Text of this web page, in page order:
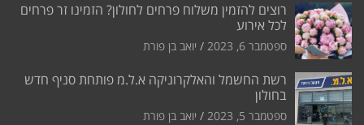
רוצים להזמין משלוח פרחים לחולון? הזמינו זר פרחים
לכל אירוע
ספטמבר 6, 2023 יואב בן פורת
רשת החשמל והאלקרוניקה א.ל.מ פותחת סניף חדש
בחולון
ספטמבר 5, 2023 יואב בן פורת